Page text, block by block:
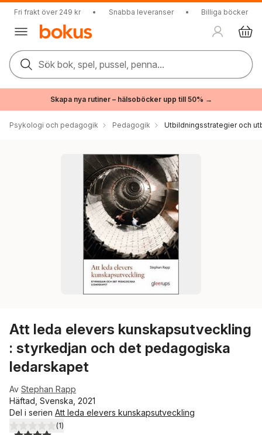
Fri frakt över 249 kr • Snabba leveranser • Billiga böcker
Sök bok, spel, pussel, penna...
Skapa nya rutiner – hälsoböcker upp till 50% →
Psykologi och pedagogik Pedagogik Utbildningsstrategier och
Att leda elevers kunskapsutveckling
: styrkedjan och det pedagogiska
ledarskapet
Av Stephan Rapp
Häftad, Svenska, 2021
Del i serien Att leda elevers kunskapsutveckling
4,0utav 5 stjärnor. Totalt antal röster:
(1)